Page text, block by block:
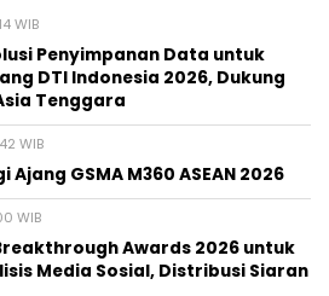
WIB
Penyimpanan Data untuk
DTI Indonesia 2026, Dukung
Tenggara
WIB
GSMA M360 ASEAN 2026
WIB
Awards 2026 untuk
Media Sosial, Distribusi Siaran